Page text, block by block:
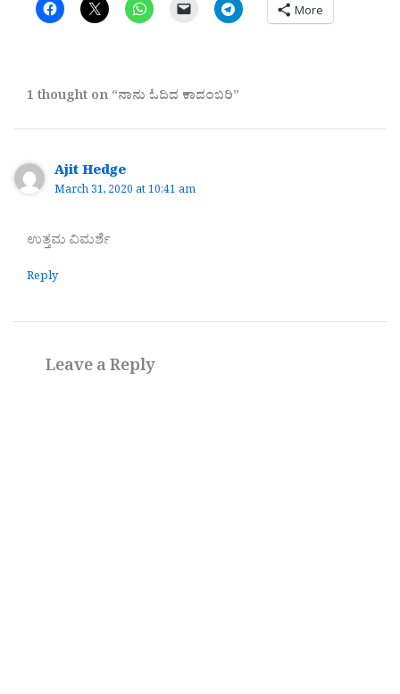
More
1 thought on “ನಾನು ಓದಿದ ಕಾದಂಬರಿ”
Ajit Hedge
March 31, 2020 at 10:41 am
ಉತ್ತಮ ವಿಮರ್ಶೆ
Reply
Leave a Reply